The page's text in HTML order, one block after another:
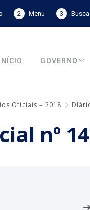
2 Menu 3 Busca
GOVERNO
Oficiais – 2018
nº